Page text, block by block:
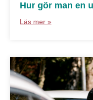
Hur gör man en
Läs mer »